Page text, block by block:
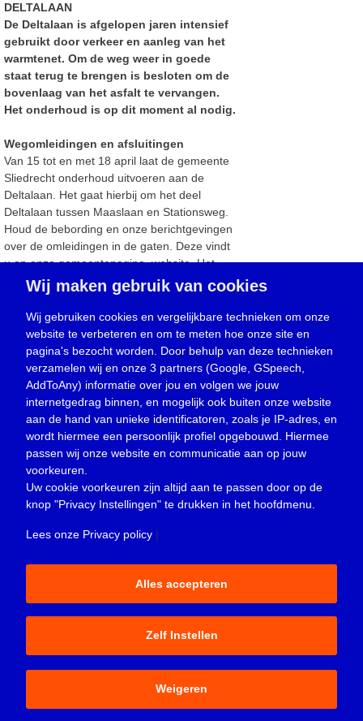
DELTALAAN
De Deltalaan is afgelopen jaren intensief
gebruikt door verkeer en aanleg van het
warmtenet. Om de weg weer in goede
staat terug te brengen is besloten om de
bovenlaag van het asfalt te vervangen.
Het onderhoud is op dit moment al nodig.
Wegomleidingen en afsluitingen
Van 15 tot en met 18 april laat de gemeente
Sliedrecht onderhoud uitvoeren aan de
Deltalaan. Het gaat hierbij om het deel
Deltalaan tussen Maaslaan en Stationsweg.
Houd de bebording en onze berichtgevingen
over de omleidingen in de gaten. Deze vindt
u op onze gemeentepagina, website, Het
Kompas en Sliedrecht24. Of kijk op
www.sliedrecht.nl/buitenbezig
Veilige fietspaden
De gemeente vindt dat fietsers veilig door
Sliedrecht moeten en kunnen fietsen. Om dit
mogelijk te maken kijkt de gemeente op dit
moment naar wat ervoor nodig is. Denk aan
de aanleg van vrij liggende fietspaden op dit
deel Deltalaan. Het ontwerp moet daar nog
voor worden opgesteld. Vanwege deze
toekomstplannen is er nu voor gekozen om
de fietsstroken op de Deltalaan, tussen de
Maaslaan en Stationsweg, niet in rood maar
START PILOT OM OUDEREN
ZELFREDZAMER TE MAKEN
De Sociale Dienst Drechtsteden is op 1
maatschappelijke ondersteuning (Wmo)
met de pilot ‘herstelgerichte
ondersteuning’ gestart. De pilot is erop
gericht om inwoners in de gemeenten
Wij maken gebruik van cookies
Wij gebruiken cookies en vergelijkbare technieken om onze
website te verbeteren en om te meten hoe onze site en
pagina's bezocht worden. Door behulp van deze technieken
verzamelen wij en onze 3 partners (Google, GSpeech,
AddToAny) informatie over jou en volgen we jouw
internetgedrag binnen, en mogelijk ook buiten onze website
aan de hand van unieke identificatoren, zoals je IP-adres, en
wordt hiermee een persoonlijk profiel opgebouwd. Hiermee
passen wij onze website en communicatie aan op jouw
voorkeuren.
Uw cookie voorkeuren zijn altijd aan te passen door op de
knop "Privacy Instellingen" te drukken in het hoofdmenu.
Lees onze Privacy policy |
Weigeren
Alles accepteren
Zelf Instellen